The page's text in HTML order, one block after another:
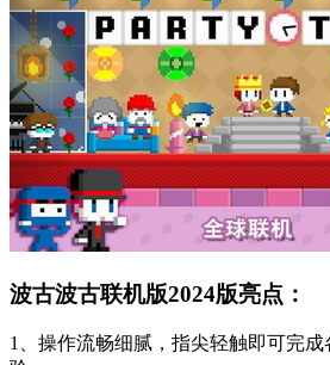
波古波古联机版2024版亮点：
1、操作流畅细腻，指尖轻触即可完